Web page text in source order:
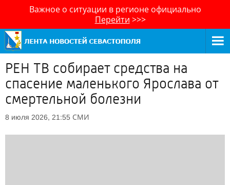
Важное о ситуации в регионе официально
Перейти >>>
РЕН ТВ собирает средства на
спасение маленького Ярослава от
смертельной болезни
8 июля 2026, 21:55 СМИ